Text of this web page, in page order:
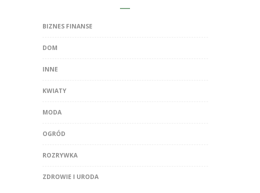
BIZNES FINANSE
DOM
INNE
KWIATY
MODA
OGRÓD
ROZRYWKA
ZDROWIE I URODA